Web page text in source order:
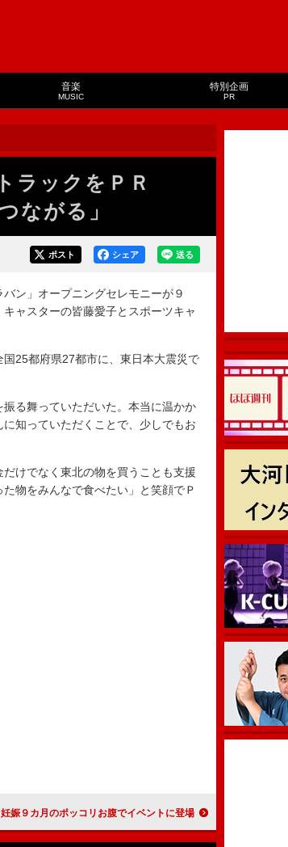
音楽
MUSIC
特別企画
PR
ラックをＰＲ
ながる」
送る
シェア
ポスト
ン」オープニングセレモニーが９
ャスターの皆藤愛子とスポーツキャ
25都府県27都市に、東日本大震災で
る舞っていただいた。本当に温かか
知っていただくことで、少しでもお
けでなく東北の物を買うことも支援
物をみんなで食べたい」と笑顔でＰ
イサと「ママ友になりたい」 妊娠９カ月のポッコリお腹でイベントに登場